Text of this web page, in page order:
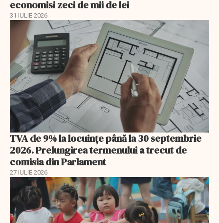
economisi zeci de mii de lei
31 IULIE 2026
TVA de 9% la locuințe până la 30 septembrie
2026. Prelungirea termenului a trecut de
comisia din Parlament
27 IULIE 2026